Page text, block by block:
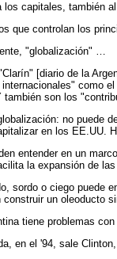
capitales, también
que controlan los
"globalización" …
[diario de la
como
son los
no puede
en los EE.UU.
entender en un
la expansión de
sordo o ciego puede
un oleoducto
tiene problemas
en el '94, sale